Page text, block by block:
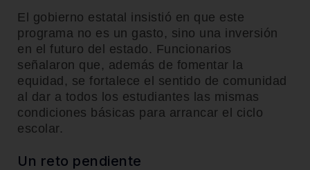
El gobierno estatal insistió en que este
programa no es un gasto, sino una inversión
en el futuro del estado. Funcionarios
señalaron que, además de fomentar la
equidad, se fortalece el sentido de comunidad
al dar a todos los estudiantes las mismas
condiciones básicas para arrancar el ciclo
escolar.
Un reto pendiente